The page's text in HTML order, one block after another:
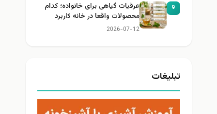
9
عرقیات گیاهی برای خانواده؛ کدام
محصولات واقعا در خانه کاربرد
دارند؟
2026-07-12
تبلیغات